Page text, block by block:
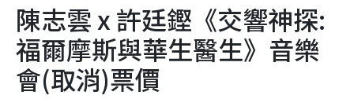
陳志雲 x 許廷鏗《交響神探:
福爾摩斯與華生醫生》音樂
會(取消)票價